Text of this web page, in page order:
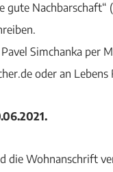
gute
Simchanka per
oder an
die Wohnanschrift